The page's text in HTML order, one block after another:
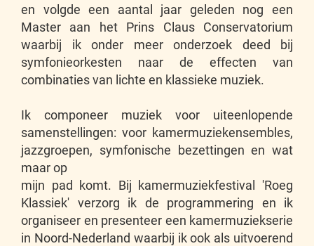
en volgde een aantal jaar geleden nog een
Master aan het Prins Claus Conservatorium
waarbij ik onder meer onderzoek deed bij
symfonieorkesten naar de effecten van
combinaties van lichte en klassieke muziek.
Ik componeer muziek voor uiteenlopende
samenstellingen: voor kamermuziekensembles,
jazzgroepen, symfonische bezettingen en wat
maar op
mijn pad komt. Bij kamermuziekfestival 'Roeg
Klassiek' verzorg ik de programmering en ik
organiseer en presenteer een kamermuziekserie
in Noord-Nederland waarbij ik ook als uitvoerend